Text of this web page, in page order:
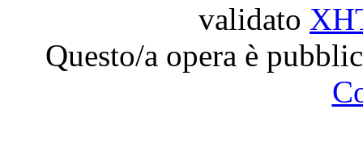
validato
Questo/a opera è